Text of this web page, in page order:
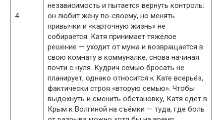
4
независимость и пытается вернуть контроль:
он любит жену по-своему, но менять
привычки и «карточную жизнь» не
собирается. Катя принимает тяжёлое
решение — уходит от мужа и возвращается в
свою комнату в коммуналке, снова начиная
почти с нуля. Кудрич семью бросать не
планирует, однако относится к Кате всерьёз,
фактически строя «вторую семью». Чтобы
выдохнуть и сменить обстановку, Катя едет в
Крым к Волгиной на съёмки — туда, где боль